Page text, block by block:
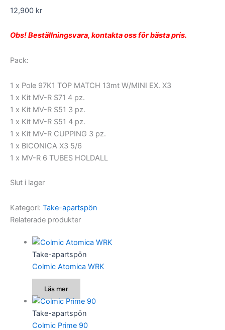
12,900 kr
Obs! Beställningsvara, kontakta oss för bästa pris.
Pack:
1 x Pole 97K1 TOP MATCH 13mt W/MINI EX. X3
1 x Kit MV-R S71 4 pz.
1 x Kit MV-R S51 3 pz.
1 x Kit MV-R S51 4 pz.
1 x Kit MV-R CUPPING 3 pz.
1 x BICONICA X3 5/6
1 x MV-R 6 TUBES HOLDALL
Slut i lager
Kategori: Take-apartspön
Relaterade produkter
Take-apartspön
Colmic Atomica WRK
Läs mer
Take-apartspön
Colmic Prime 90